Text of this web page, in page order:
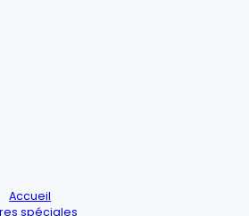
Accueil
spéciales